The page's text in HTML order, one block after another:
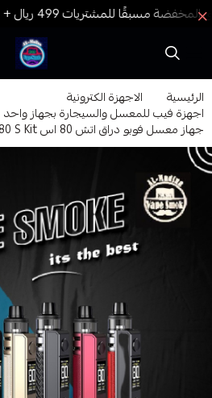
فيب المدينة
الرئيسية الاجهزة الكترونية
اجهزة فيب للمعسل والسيجارة بجهاز واحد
جهاز معسل فوبو دراق اتش 80 اس VooPoo Drag H80 S Kit